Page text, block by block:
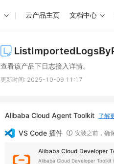
云产品主页 文档中心
查看该产品下日志接入详情。
更新时间: 2025-10-09 11:17
Alibaba Cloud Agent Toolkit 了解
VS Code 插件 安装之前，确
Alibaba Cloud Developer
Alibaba Cloud Developer